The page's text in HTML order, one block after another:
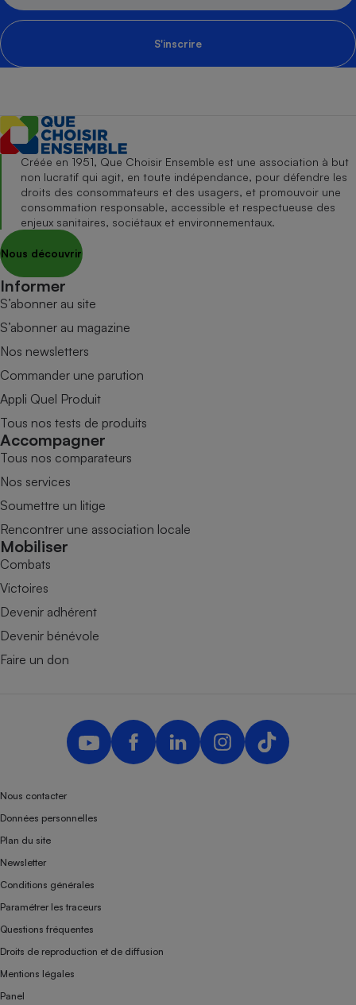
S'inscrire
Créée en 1951, Que Choisir Ensemble est une association à but
non lucratif qui agit, en toute indépendance, pour défendre les
droits des consommateurs et des usagers, et promouvoir une
consommation responsable, accessible et respectueuse des
enjeux sanitaires, sociétaux et environnementaux.
Nous découvrir
Informer
S’abonner au site
S’abonner au magazine
Nos newsletters
Commander une parution
Appli Quel Produit
Tous nos tests de produits
Accompagner
Tous nos comparateurs
Nos services
Soumettre un litige
Rencontrer une association locale
Mobiliser
Combats
Victoires
Devenir adhérent
Devenir bénévole
Faire un don
Nous contacter
Données personnelles
Plan du site
Newsletter
Conditions générales
Paramétrer les traceurs
Questions fréquentes
Droits de reproduction et de diffusion
Mentions légales
Panel